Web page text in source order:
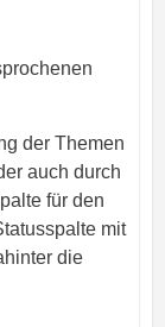
der Themen
auch durch
für den
mit
die